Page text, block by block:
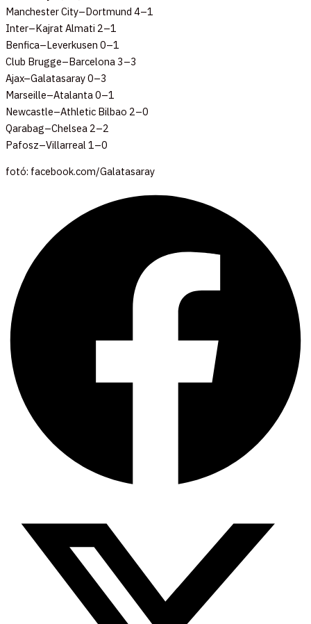
Manchester City–Dortmund 4–1
Inter–Kajrat Almati 2–1
Benfica–Leverkusen 0–1
Club Brugge–Barcelona 3–3
Ajax–Galatasaray 0–3
Marseille–Atalanta 0–1
Newcastle–Athletic Bilbao 2–0
Qarabag–Chelsea 2–2
Pafosz–Villarreal 1–0
fotó: facebook.com/Galatasaray